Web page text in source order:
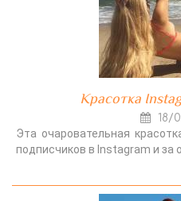
Красотка
18/
Эта очаровательная
подписчиков в Instagram и за